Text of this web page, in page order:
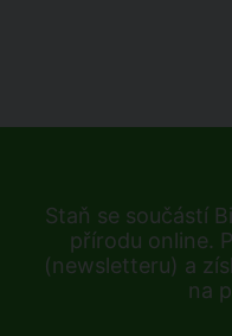
Staň se součástí
přírodu online.
(newsletteru) a
na